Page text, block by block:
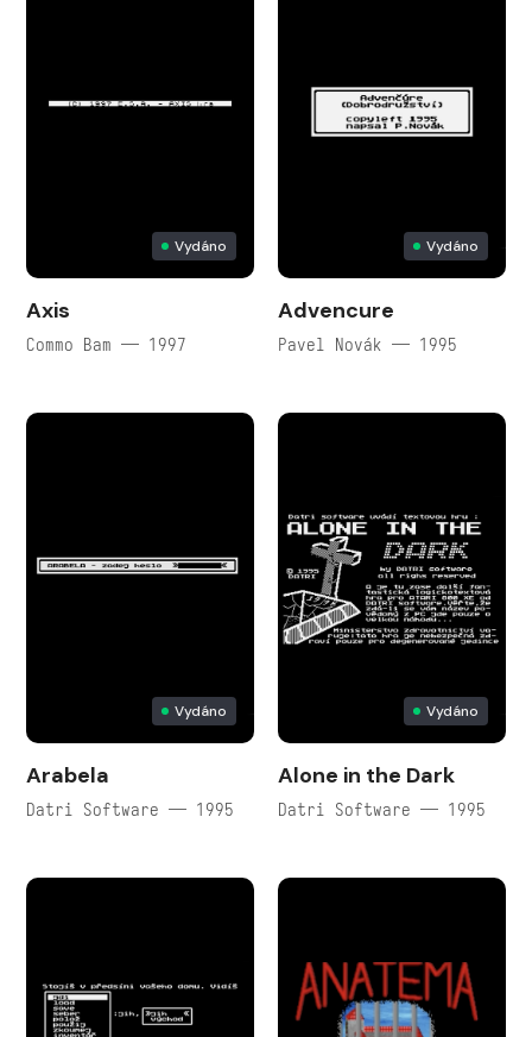
Vydáno
Axis
Commo Bam — 1997
Vydáno
Advencure
Pavel Novák — 1995
Vydáno
Arabela
Datri Software — 1995
Vydáno
Alone in the Dark
Datri Software — 1995